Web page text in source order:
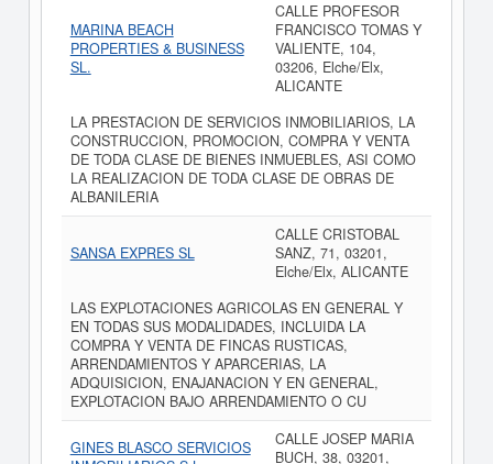
MARINA BEACH
PROPERTIES & BUSINESS
SL.
CALLE PROFESOR
FRANCISCO TOMAS Y
VALIENTE, 104,
03206, Elche/Elx,
ALICANTE
LA PRESTACION DE SERVICIOS INMOBILIARIOS, LA
CONSTRUCCION, PROMOCION, COMPRA Y VENTA
DE TODA CLASE DE BIENES INMUEBLES, ASI COMO
LA REALIZACION DE TODA CLASE DE OBRAS DE
ALBANILERIA
SANSA EXPRES SL
CALLE CRISTOBAL
SANZ, 71, 03201,
Elche/Elx, ALICANTE
LAS EXPLOTACIONES AGRICOLAS EN GENERAL Y
EN TODAS SUS MODALIDADES, INCLUIDA LA
COMPRA Y VENTA DE FINCAS RUSTICAS,
ARRENDAMIENTOS Y APARCERIAS, LA
ADQUISICION, ENAJANACION Y EN GENERAL,
EXPLOTACION BAJO ARRENDAMIENTO O CU
GINES BLASCO SERVICIOS
CALLE JOSEP MARIA
BUCH, 38, 03201,